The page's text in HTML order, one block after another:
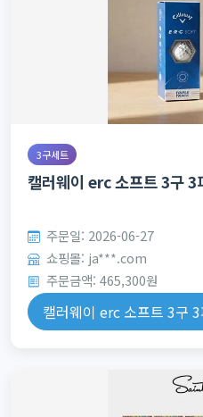
3구세트
캘러웨이 erc 소프트 3구
주문일: 2026-06-27
쇼핑몰: ja***.com
주문금액: 465,300원
캘러웨이 erc 소프트 3구